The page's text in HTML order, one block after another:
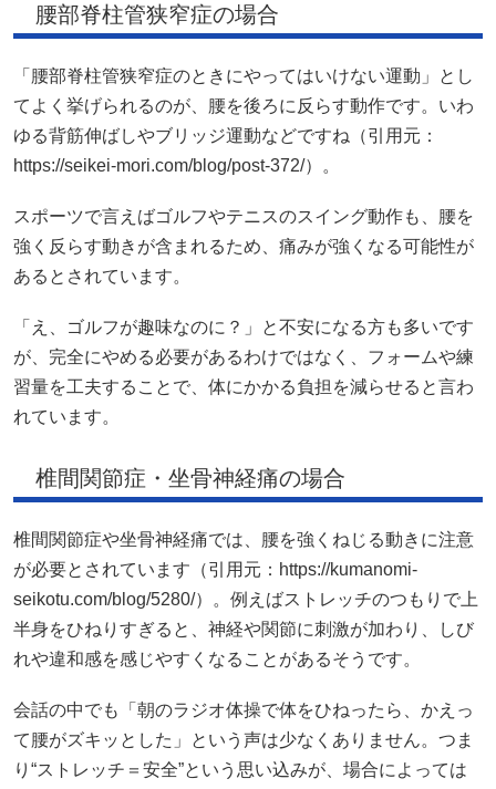
腰部脊柱管狭窄症の場合
「腰部脊柱管狭窄症のときにやってはいけない運動」とし
てよく挙げられるのが、腰を後ろに反らす動作です。いわ
ゆる背筋伸ばしやブリッジ運動などですね（引用元：
https://seikei-mori.com/blog/post-372/）。
スポーツで言えばゴルフやテニスのスイング動作も、腰を
強く反らす動きが含まれるため、痛みが強くなる可能性が
あるとされています。
「え、ゴルフが趣味なのに？」と不安になる方も多いです
が、完全にやめる必要があるわけではなく、フォームや練
習量を工夫することで、体にかかる負担を減らせると言わ
れています。
椎間関節症・坐骨神経痛の場合
椎間関節症や坐骨神経痛では、腰を強くねじる動きに注意
が必要とされています（引用元：https://kumanomi-
seikotu.com/blog/5280/）。例えばストレッチのつもりで上
半身をひねりすぎると、神経や関節に刺激が加わり、しび
れや違和感を感じやすくなることがあるそうです。
会話の中でも「朝のラジオ体操で体をひねったら、かえっ
て腰がズキッとした」という声は少なくありません。つま
り“ストレッチ＝安全”という思い込みが、場合によっては